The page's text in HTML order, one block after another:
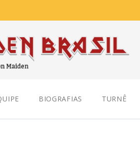
BIOGRAFIAS TURNÊ